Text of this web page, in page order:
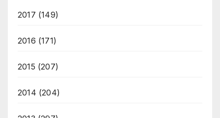
2017 (149)
2016 (171)
2015 (207)
2014 (204)